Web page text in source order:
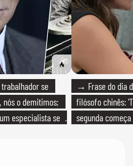
se
o demitimos;
especialista se
→ Frase do dia
filósofo chinês:
segunda